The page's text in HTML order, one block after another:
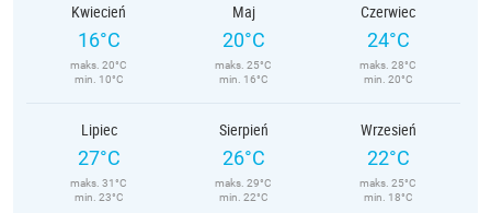
Kwiecień
16°C
maks. 20°C
min. 10°C
Maj
20°C
maks. 25°C
min. 16°C
Czerwiec
24°C
maks. 28°C
min. 20°C
Lipiec
27°C
maks. 31°C
min. 23°C
Sierpień
26°C
maks. 29°C
min. 22°C
Wrzesień
22°C
maks. 25°C
min. 18°C